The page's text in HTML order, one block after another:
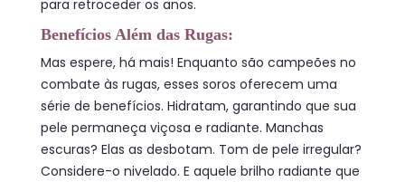
para retroceder os anos.
Benefícios Além das Rugas:
Mas espere, há mais! Enquanto são campeões no
combate às rugas, esses soros oferecem uma
série de benefícios. Hidratam, garantindo que sua
pele permaneça viçosa e radiante. Manchas
escuras? Elas as desbotam. Tom de pele irregular?
Considere-o nivelado. E aquele brilho radiante que